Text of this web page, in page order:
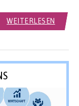
WEITERLESEN